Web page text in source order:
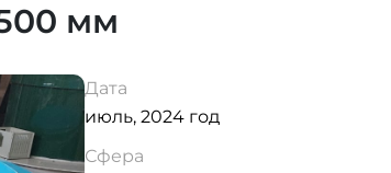
мм
Дата
июль, 2024 год
Сфера